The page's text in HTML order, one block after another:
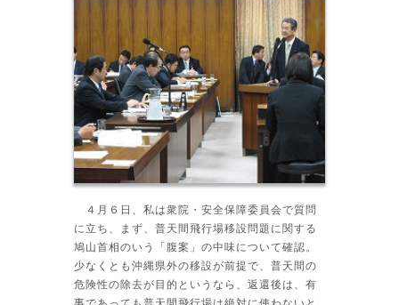
４月６日、私は衆院・安全保障委員会で質問
に立ち、まず、普天間飛行場移設問題に関する
鳩山首相のいう「腹案」の中味について確認。
少なくとも沖縄県外の移設が前提で、普天間の
危険性の除去が目的というなら、返還後は、有